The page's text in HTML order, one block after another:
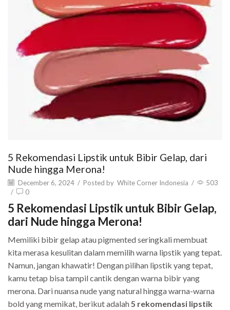
5 Rekomendasi Lipstik untuk Bibir Gelap, dari
Nude hingga Merona!
December 6, 2024 / Posted by White Corner Indonesia /
503
/
0
5 Rekomendasi Lipstik untuk Bibir Gelap,
dari Nude hingga Merona!
Memiliki bibir gelap atau pigmented seringkali membuat
kita merasa kesulitan dalam memilih warna lipstik yang tepat.
Namun, jangan khawatir! Dengan pilihan lipstik yang tepat,
kamu tetap bisa tampil cantik dengan warna bibir yang
merona. Dari nuansa nude yang natural hingga warna-warna
bold yang memikat, berikut adalah5 rekomendasi lipstik